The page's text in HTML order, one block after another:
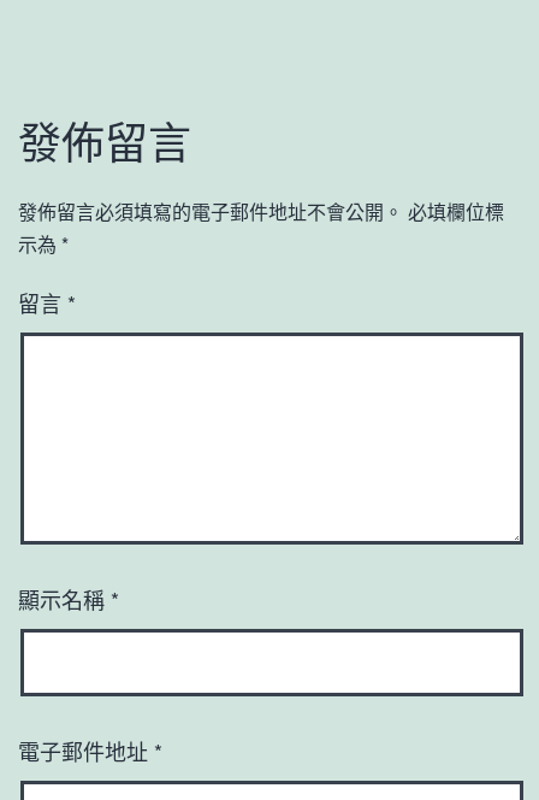
發佈留言
發佈留言必須填寫的電子郵件地址不會公開。 必填欄位標
示為 *
留言 *
顯示名稱 *
電子郵件地址 *